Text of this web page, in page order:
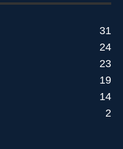
31
24
23
19
14
2